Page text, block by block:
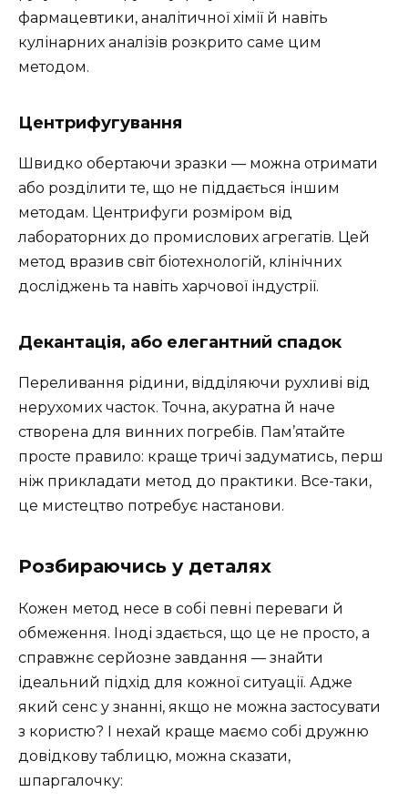
фармацевтики, аналітичної хімії й навіть
кулінарних аналізів розкрито саме цим
методом.
Центрифугування
Швидко обертаючи зразки — можна отримати
або розділити те, що не піддається іншим
методам. Центрифуги розміром від
лабораторних до промислових агрегатів. Цей
метод вразив світ біотехнологій, клінічних
досліджень та навіть харчової індустрії.
Декантація, або елегантний спадок
Переливання рідини, відділяючи рухливі від
нерухомих часток. Точна, акуратна й наче
створена для винних погребів. Пам’ятайте
просте правило: краще тричі задуматись, перш
ніж прикладати метод до практики. Все-таки,
це мистецтво потребує настанови.
Розбираючись у деталях
Кожен метод несе в собі певні переваги й
обмеження. Іноді здається, що це не просто, а
справжнє серйозне завдання — знайти
ідеальний підхід для кожної ситуації. Адже
який сенс у знанні, якщо не можна застосувати
з користю? І нехай краще маємо собі дружню
довідкову таблицю, можна сказати,
шпаргалочку: